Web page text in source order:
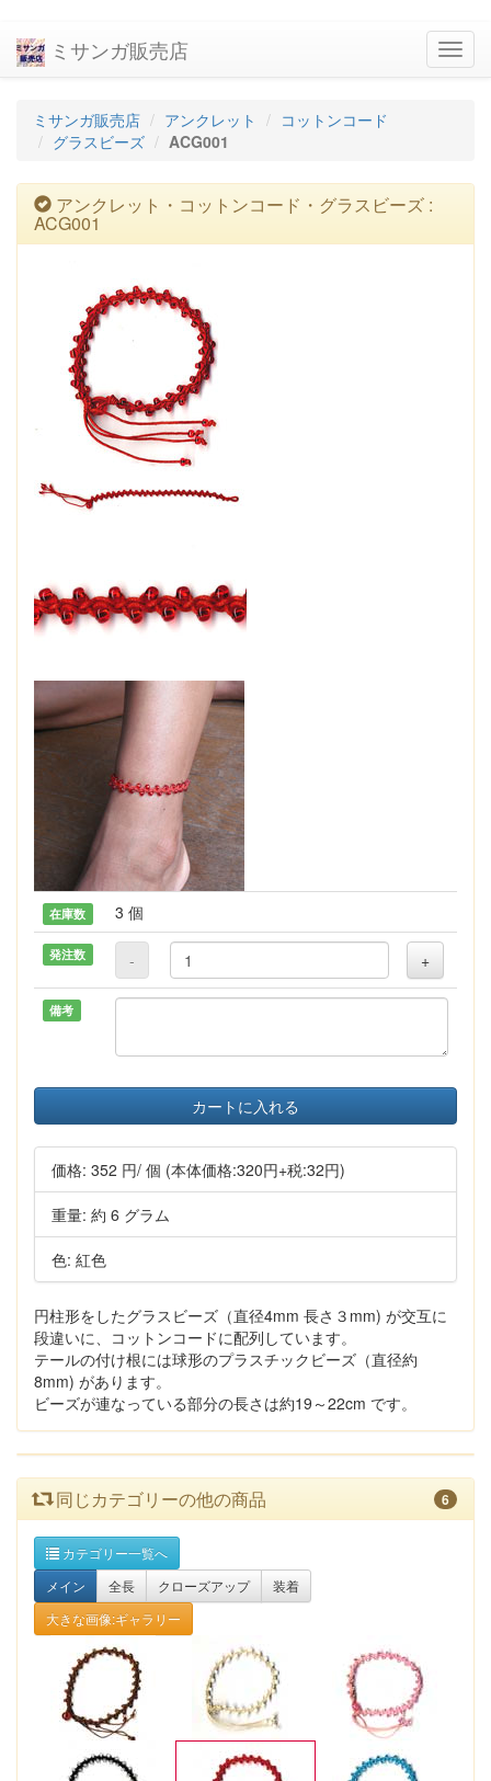
ミサンガ販売店
ミサンガ販売店 アンクレット
コットンコード
グラスビーズ
ACG001
アンクレット・コットンコード・グラスビーズ :
ACG001
在庫数 3 個
発注数 - +
備考
カートに入れる
価格: 352 円/ 個 (本体価格:320円+税:32円)
重量: 約 6 グラム
色: 紅色
円柱形をしたグラスビーズ（直径4mm 長さ３mm) が交互に
段違いに、コットンコードに配列しています。
テールの付け根には球形のプラスチックビーズ（直径約
8mm) があります。
ビーズが連なっている部分の長さは約19～22cm です。
同じカテゴリーの他の商品 6
カテゴリー一覧へ
メイン
全長 クローズアップ
装着
大きな画像:ギャラリー